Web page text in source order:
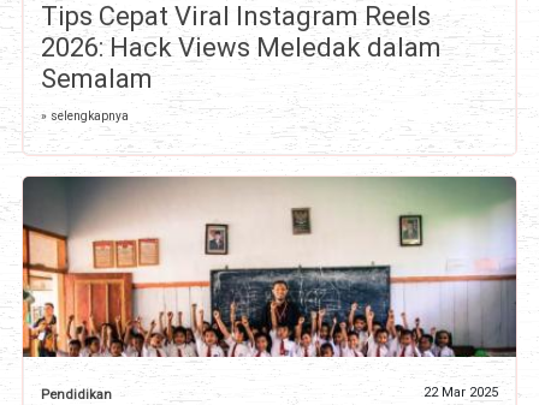
Tips Cepat Viral Instagram Reels
2026: Hack Views Meledak dalam
Semalam
» selengkapnya
Pendidikan 22 Mar 2025